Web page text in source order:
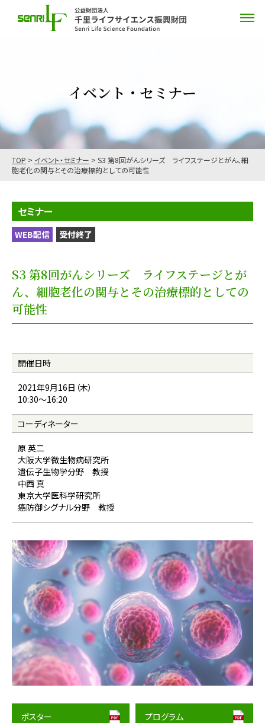
イベント・セミナー
TOP > イベント・セミナー > S3 第8回がんシリーズ ライフステージとがん、細
胞老化の関与とその治療標的としての可能性
セミナー
WEB配信 受付終了
S3 第8回がんシリーズ ライフステージとが
ん、細胞老化の関与とその治療標的としての
可能性
開催日時
2021年9月16日（木）
10:30〜16:20
コーディネーター
原 英二
大阪大学微生物病研究所
遺伝子生物学分野 教授
中西 真
東京大学医科学研究所
癌防御シグナル分野 教授
ポスター プログラム